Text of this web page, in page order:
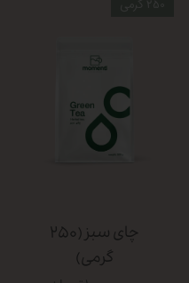
چای سبز (۲۵۰
گرمی)